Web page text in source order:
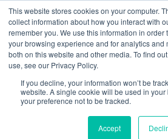
This website stores cookies on your computer.
collect information about how you interact with
remember you. We use this information in order
your browsing experience and for analytics and
both on this website and other media. To find
use, see our Privacy Policy.
If you decline, your information won’t be
website. A single cookie will be used in
your preference not to be tracked.
Accept
Abadecom